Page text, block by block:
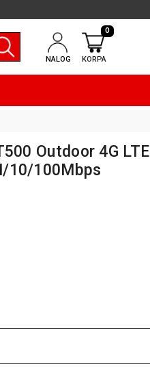
NALOG KORPA
0
Outdoor 4G LTE
10/100Mbps